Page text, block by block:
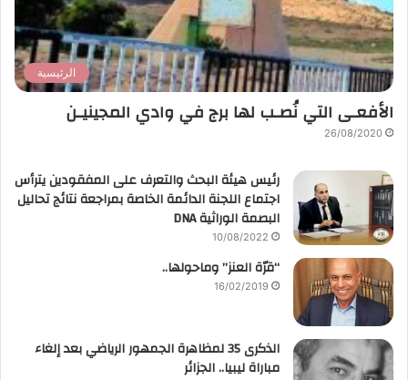
الرئيسية
الأفعـى التي نُصـب لها برج في وادي المجينيـن
26/08/2020
رئيس هيئة البحث والتعرف على المفقودين يترأس
اجتماع اللجنة الدائمة الخاصة بمراجعة نتائج تحاليل
البصمة الوراثية DNA
10/08/2022
“قرّة العنز” وماحولها..
16/02/2019
الذكرى 35 لمظاهرة الجمهور الرياضي بعد إلغاء
مباراة ليبيا.. الجزائر